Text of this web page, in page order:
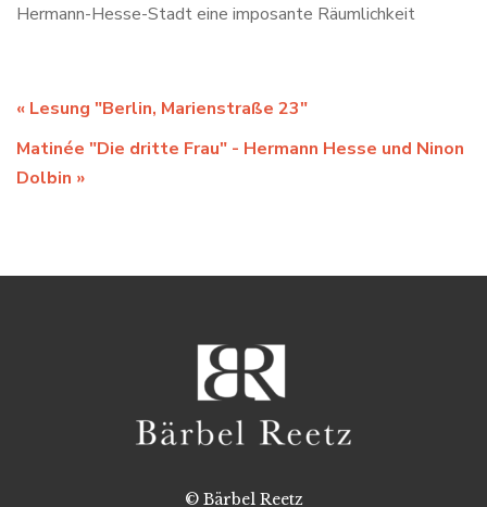
Hermann-Hesse-Stadt eine imposante Räumlichkeit
« Lesung "Berlin, Marienstraße 23"
Matinée "Die dritte Frau" - Hermann Hesse und Ninon
Dolbin »
© Bärbel Reetz